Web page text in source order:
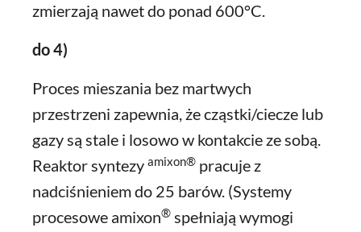
zmierzają nawet do ponad 600°C.
do 4)
Proces mieszania bez martwych
przestrzeni zapewnia, że cząstki/ciecze lub
gazy są stale i losowo w kontakcie ze sobą.
Reaktor syntezy amixon® pracuje z
nadciśnieniem do 25 barów. (Systemy
procesowe amixon® spełniają wymogi